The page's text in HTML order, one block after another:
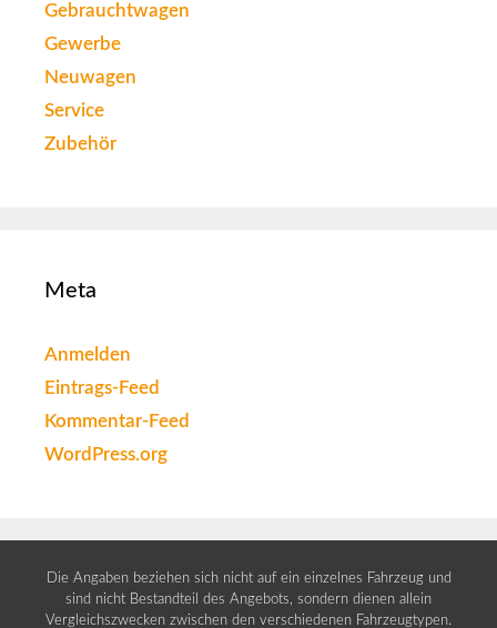
Gebrauchtwagen
Gewerbe
Neuwagen
Service
Zubehör
Meta
Anmelden
Eintrags-Feed
Kommentar-Feed
WordPress.org
Die Angaben beziehen sich nicht auf ein einzelnes Fahrzeug und
sind nicht Bestandteil des Angebots, sondern dienen allein
Vergleichszwecken zwischen den verschiedenen Fahrzeugtypen.